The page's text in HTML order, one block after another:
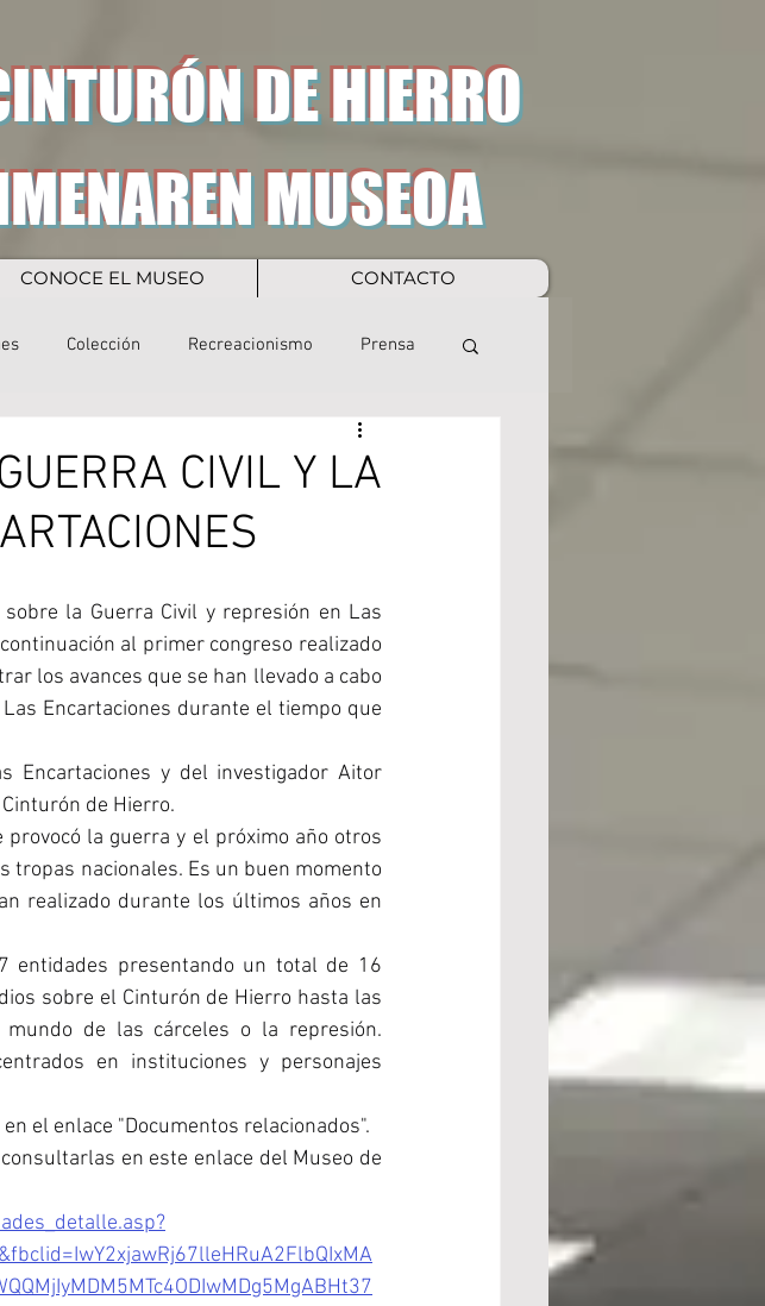
DE HIERRO
CONOCE EL MUSEO CONTACTO
MUSEOA
Colección Recreacionismo Prensa
CIVIL Y LA
la Guerra Civil y represión en Las
al primer congreso realizado
los avances que se han llevado a cabo
Encartaciones durante el tiempo que
Encartaciones y del investigador Aitor
de Hierro.
la guerra y el próximo año otros
tropas nacionales. Es un buen momento
realizado durante los últimos años en
entidades presentando un total de 16
sobre el Cinturón de Hierro hasta las
de las cárceles o la represión.
en instituciones y personajes
el enlace "Documentos relacionados".
en este enlace del Museo de